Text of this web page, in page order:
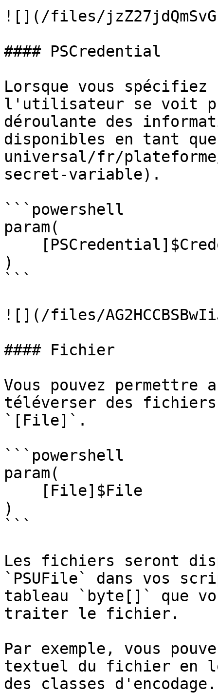
![](/files/
#### PSCredential
Lorsque vous
l'utilisateur se voit
déroulante des
disponibles en tant
universal/fr/
secret-variable).
```powershell
param(
)
```
![](/files/
#### Fichier
Vous pouvez
téléverser des
`[File]`.
```powershell
param(
)
```
Les fichiers seront
`PSUFile` dans vos
tableau `byte[]` que
traiter le fichier.
Par exemple, vous
textuel du fichier en
des classes d'encodage.